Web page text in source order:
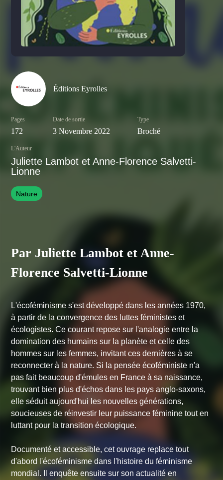
Éditions Eyrolles
Pages
172
Date de sortie
3 Novembre 2022
Type
Broché
L'Auteur
Juliette Lambot et Anne-Florence Salvetti-
Lionne
Nature
Par Juliette Lambot et Anne-
Florence Salvetti-Lionne
L'écoféminisme s'est développé dans les années 1970,
à partir de la convergence des luttes féministes et
écologistes. Ce courant repose sur l'analogie entre la
domination des humains sur la planète et celle des
hommes sur les femmes, invitant ces dernières à se
reconnecter à la nature. Si la pensée écoféministe n'a
pas fait beaucoup d'émules en France à sa naissance,
trouvant bien plus d'échos dans les pays anglo-saxons,
elle séduit aujourd'hui les nouvelles générations,
soucieuses de réinvestir leur puissance féminine tout en
luttant pour la transition écologique.
Documenté et accessible, cet ouvrage replace tout
d'abord l'écoféminisme dans l'histoire du féminisme
mondial. Il enquête ensuite sur son actualité en